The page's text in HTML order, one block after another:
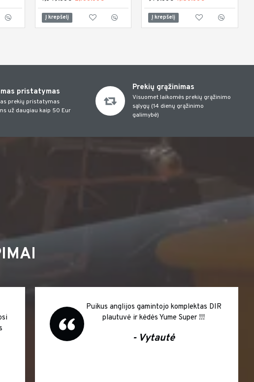
Į krepšelį
Į krepšelį Į krepšelį
pristatymas
prekių pristatymas
už daugiau kaip 50 Eur
Prekių grąžinimas
Visuomet laikomės prekių grąžinimo
sąlygų (14 dienų grąžinimo
galimybė)
Puikus anglijos gamintojo komplektas DIR
plautuvė ir kėdės Yume Super !!!
- Vytautė